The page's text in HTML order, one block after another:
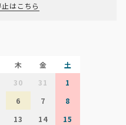
はこちら
木 金
土
30 31
1
6 7
8
13 14
15